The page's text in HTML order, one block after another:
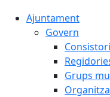
Ajuntament
Govern
Consistori
Grups